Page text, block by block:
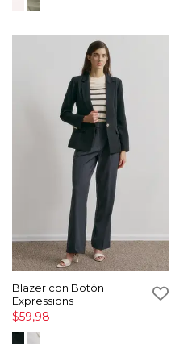
Blazer con Botón
Expressions
$59,98